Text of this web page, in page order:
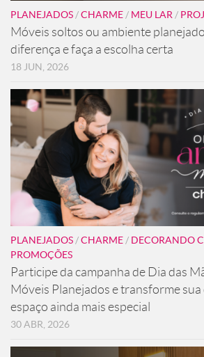
PLANEJADOS/CHARME/ MEU LAR/
Móveis soltos ou ambiente
diferença e faça a escolha certa
18 JUN, 2026
PLANEJADOS/CHARME/ DECORANDO
PROMOÇÕES
Participe da campanha de Dia das
Móveis Planejados e transforme sua
espaço ainda mais especial
30 ABR, 2026